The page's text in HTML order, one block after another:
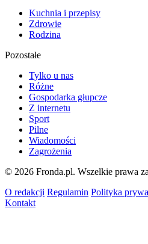
Kuchnia i przepisy
Zdrowie
Rodzina
Pozostałe
Tylko u nas
Różne
Gospodarka głupcze
Z internetu
Sport
Pilne
Wiadomości
Zagrożenia
© 2026 Fronda.pl. Wszelkie prawa
O redakcji Regulamin Polityka
Kontakt